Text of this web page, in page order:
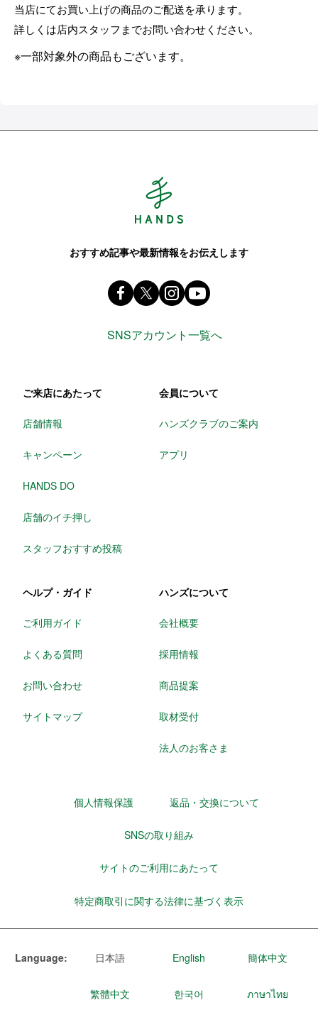
当店にてお買い上げの商品のご配送を承ります。
詳しくは店内スタッフまでお問い合わせください。
※一部対象外の商品もございます。
おすすめ記事や最新情報をお伝えします
Facebook ハンズ公式ファンページ
X(旧 twitter) @Hands_official_
instagram
SNSアカウント一覧へ
ご来店にあたって
店舗情報
キャンペーン
HANDS DO
店舗のイチ押し
スタッフおすすめ投稿
会員について
ハンズクラブのご案内
アプリ
ヘルプ・ガイド
ご利用ガイド
よくある質問
お問い合わせ
サイトマップ
ハンズについて
会社概要
採用情報
商品提案
取材受付
法人のお客さま
個人情報保護 返品・交換について
SNSの取り組み
サイトのご利用にあたって
特定商取引に関する法律に基づく表示
Language: 日本語 English 簡体中文
繁體中文 한국어 ภาษาไทย